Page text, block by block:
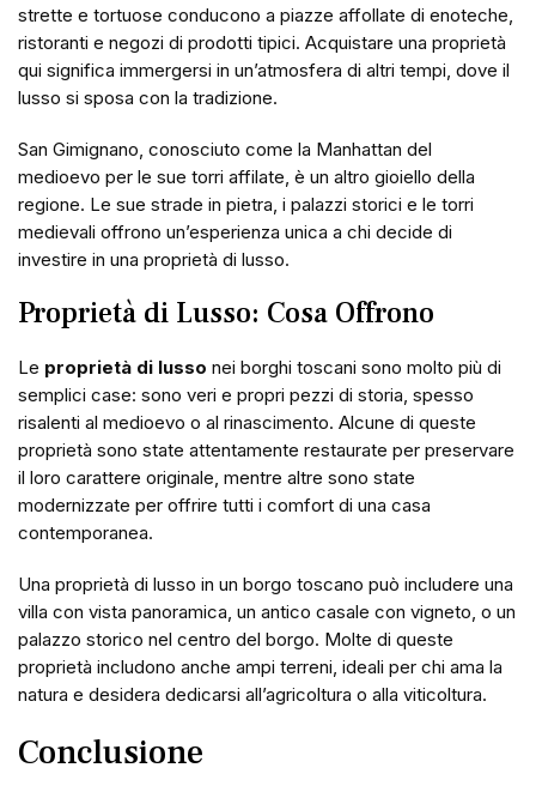
strette e tortuose conducono a piazze affollate di enoteche,
ristoranti e negozi di prodotti tipici. Acquistare una proprietà
qui significa immergersi in un’atmosfera di altri tempi, dove il
lusso si sposa con la tradizione.
San Gimignano, conosciuto come la Manhattan del
medioevo per le sue torri affilate, è un altro gioiello della
regione. Le sue strade in pietra, i palazzi storici e le torri
medievali offrono un’esperienza unica a chi decide di
investire in una proprietà di lusso.
Proprietà di Lusso: Cosa Offrono
Le proprietà di lusso nei borghi toscani sono molto più di
semplici case: sono veri e propri pezzi di storia, spesso
risalenti al medioevo o al rinascimento. Alcune di queste
proprietà sono state attentamente restaurate per preservare
il loro carattere originale, mentre altre sono state
modernizzate per offrire tutti i comfort di una casa
contemporanea.
Una proprietà di lusso in un borgo toscano può includere una
villa con vista panoramica, un antico casale con vigneto, o un
palazzo storico nel centro del borgo. Molte di queste
proprietà includono anche ampi terreni, ideali per chi ama la
natura e desidera dedicarsi all’agricoltura o alla viticoltura.
Conclusione